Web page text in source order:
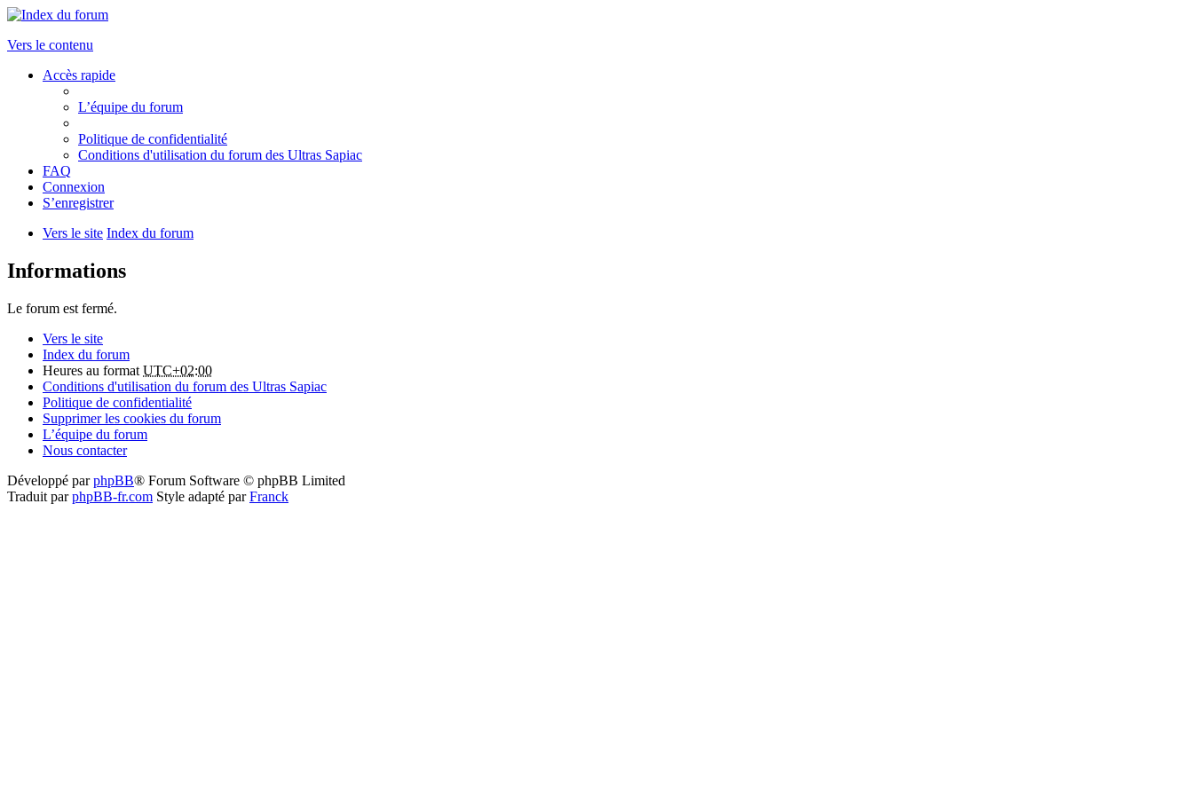
Vers le contenu
Accès rapide
L’équipe du forum
Politique de confidentialité
Conditions d'utilisation du forum des Ultras Sapiac
FAQ
Connexion
S’enregistrer
Vers le site Index du forum
Informations
Le forum est fermé.
Vers le site
Index du forum
Heures au format UTC+02:00
Conditions d'utilisation du forum des Ultras Sapiac
Politique de confidentialité
Supprimer les cookies du forum
L’équipe du forum
Nous contacter
Développé parphpBB® Forum Software © phpBB Limited
Traduit parphpBB-fr.com Style adapté parFranck